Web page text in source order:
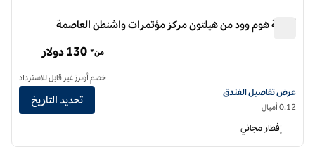
أجنحة هوم وود من هيلتون مركز مؤتمرات واشنطن العاصمة
عرض تفاصيل الفندق أجنحة هوم وود من هيلتون واشنطن العاصمة مركز المؤتمرات
عرض تفاصيل الفندق
0.12 أميال
من* 130 دولار
خصم أونرز غير قابل للاسترداد
تحديد التاريخ
إفطار مجاني